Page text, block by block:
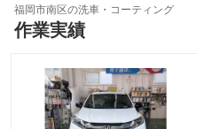
福岡市南区の洗車・コーティング
作業実績